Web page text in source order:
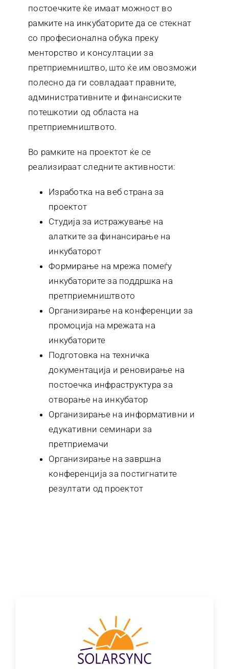
постоечките ќе имаат можност во
рамките на инкубаторите да се стекнат
со професионална обука преку
менторство и консултации за
претприемништво, што ќе им овозможи
полесно да ги совладаат правните,
административните и финансиските
потешкотии од областа на
претприемништвото.
Во рамките на проектот ќе се
реализираат следните активности:
Изработка на веб страна за
проектот
Студија за истражување на
алатките за финансирање на
инкубаторот
Формирање на мрежа помеѓу
инкубаторите за поддршка на
претприемништвото
Организирање на конференции за
промоција на мрежата на
инкубаторите
Подготовка на техничка
документација и реновирање на
постоечка инфраструктура за
отворање на инкубатор
Организирање на информативни и
едукативни семинари за
претприемачи
Организирање на завршна
конференција за постигнатите
резултати од проектот